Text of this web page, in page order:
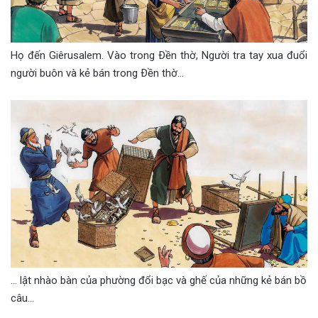
Họ đến Giêrusalem. Vào trong Ðền thờ, Người tra tay xua đuổi
người buôn và kẻ bán trong Ðền thờ…
… lật nhào bàn của phường đổi bạc và ghế của những kẻ bán bồ
câu…